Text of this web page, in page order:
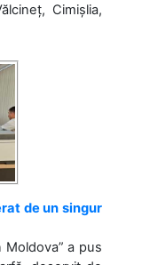
Cimișlia,
de un singur
Moldova” a pus